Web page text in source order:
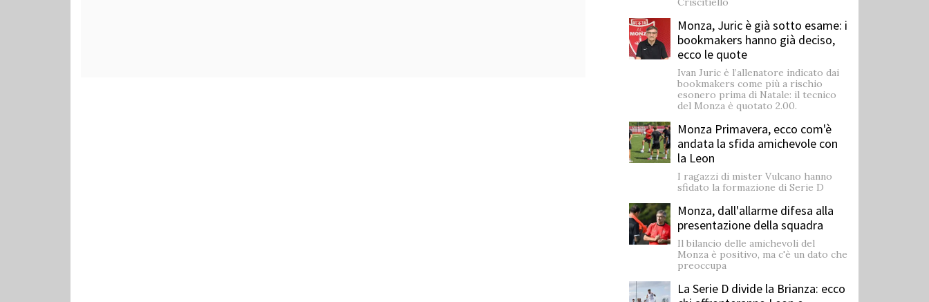
Monza, Juric è già sotto esame: i
bookmakers hanno già deciso,
ecco le quote
Ivan Juric è l’allenatore indicato dai
bookmakers come più a rischio
esonero prima di Natale: il tecnico
del Monza è quotato 2.00.
Monza Primavera, ecco com'è
andata la sfida amichevole con
la Leon
I ragazzi di mister Vulcano hanno
sfidato la formazione di Serie D
Monza, dall'allarme difesa alla
presentazione della squadra
Il bilancio delle amichevoli del
Monza è positivo, ma c'è un dato che
preoccupa
La Serie D divide la Brianza: ecco